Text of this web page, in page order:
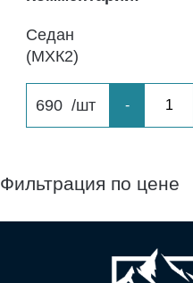
Седан
(МХК2)
690 /шт -
Фильтрация по цене